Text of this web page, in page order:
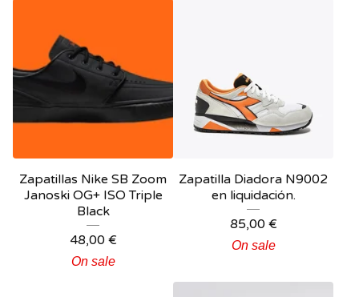
Zapatillas Nike SB Zoom
Janoski OG+ ISO Triple
Black
48,00 €
On sale
Zapatilla Diadora N9002
en liquidación.
85,00 €
On sale